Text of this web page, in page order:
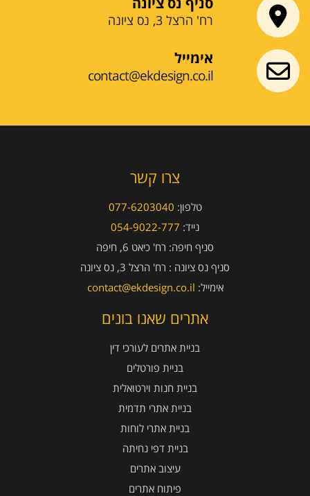
רח' הרצל 3, נס ציונה
אימייל
contact@ekdesign.co.il
צרו קשר
טלפון: 077-6203040
נייד: 054-9022-777
סניף חיפה: רח' כיאט 6, חיפה
סניף נס ציונה : רח' הרצל 3, נס ציונה
אימייל: contact@ekdesign.co.il
אתרים שאנו בונים
בניית אתרים לעורכי דין
בניית פורטלים
בניית חנות וירטואלית
בניית אתרי תדמית
בניית אתרי לוחות
בניית דפי נחיתה
עיצוב אתרים
פיתוח אתרים